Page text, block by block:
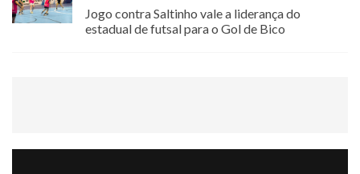
Jogo contra Saltinho vale a liderança do
estadual de futsal para o Gol de Bico